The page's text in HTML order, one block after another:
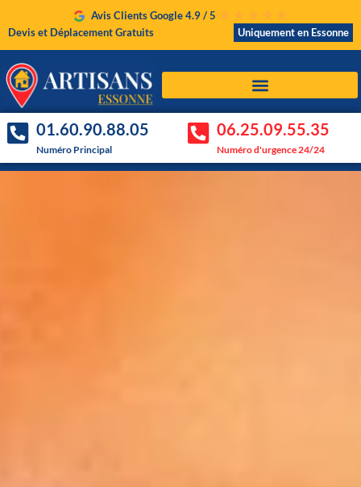
Avis Clients Google 4.9 / 5
Devis et Déplacement Gratuits
Uniquement en Essonne
01.60.90.88.05
Numéro Principal
06.25.09.55.35
Numéro d'urgence 24/24